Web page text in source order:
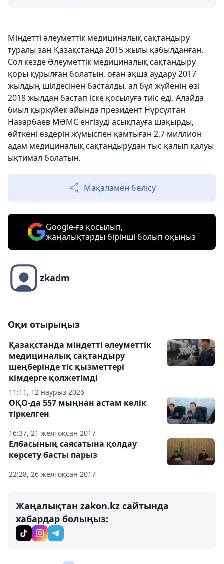
Міндетті әлеуметтік медициналық сақтандыру
туралы заң Қазақстанда 2015 жылы қабылданған.
Сол кезде Әлеуметтік медициналық сақтандыру
қоры құрылған болатын, оған ақша аудару 2017
жылдың шілдесінен басталды, ал бұл жүйенің өзі
2018 жылдан бастап іске қосылуға тиіс еді. Алайда
биыл қыркүйек айында президент Нұрсұлтан
Назарбаев МӘМС енгізуді асықпауға шақырды,
өйткені өздерін жұмыспен қамтыған 2,7 миллион
адам медициналық сақтандырудан тыс қалып қалуы
ықтимал болатын.
Мақаламен бөлісу
Google-ға қосылып,
жаңалықтарды бірінші болып оқыңыз
zkadm
Оқи отырыңыз
11:11, 12 наурыз 2026
Қазақстанда міндетті әлеуметтік
медициналық сақтандыру
шеңберінде тіс қызметтері
кімдерге қолжетімді
16:37, 21 желтоқсан 2017
ОҚО-да 557 мыңнан астам көлік
тіркелген
22:28, 26 желтоқсан 2017
Елбасының саясатына қолдау
көрсету басты парыз
Жаңалықтан zakon.kz сайтында
хабардар болыңыз: